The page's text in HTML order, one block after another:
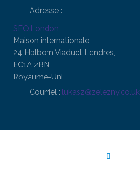
Adresse :
SEO.London
Maison internationale,
24 Holborn Viaduct Londres,
EC1A 2BN
Royaume-Uni
Courriel : lukasz@zelezny.co.uk